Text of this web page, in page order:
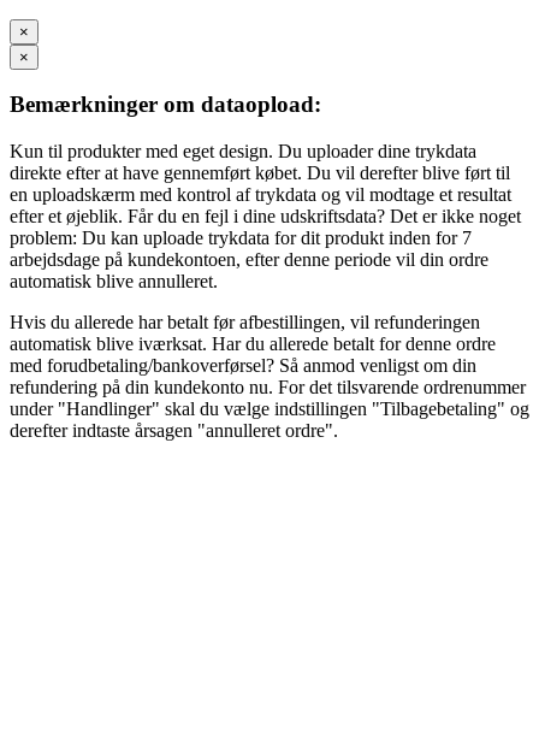
×
×
Bemærkninger om dataopload:
Kun til produkter med eget design. Du uploader dine trykdata
direkte efter at have gennemført købet. Du vil derefter blive ført til
en uploadskærm med kontrol af trykdata og vil modtage et resultat
efter et øjeblik. Får du en fejl i dine udskriftsdata? Det er ikke noget
problem: Du kan uploade trykdata for dit produkt inden for 7
arbejdsdage på kundekontoen, efter denne periode vil din ordre
automatisk blive annulleret.
Hvis du allerede har betalt før afbestillingen, vil refunderingen
automatisk blive iværksat. Har du allerede betalt for denne ordre
med forudbetaling/bankoverførsel? Så anmod venligst om din
refundering på din kundekonto nu. For det tilsvarende ordrenummer
under "Handlinger" skal du vælge indstillingen "Tilbagebetaling" og
derefter indtaste årsagen "annulleret ordre".